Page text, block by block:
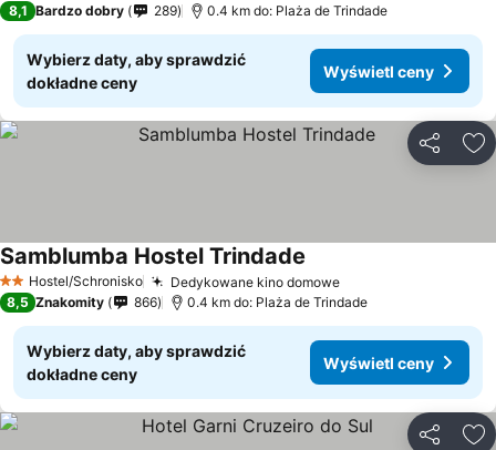
8,1 Bardzo dobry 289 0.4 km do: Plaża de Trindade
Wybierz daty, aby sprawdzić
dokładne ceny
Wyświetl ceny
2 Kategoria
Hostel/Schronisko Dedykowane kino domoweWyświetl ceny
Samblumba Hostel Trindade
8,5 Znakomity 866 0.4 km do: Plaża de Trindade
Wybierz daty, aby sprawdzić
dokładne ceny
Wyświetl ceny